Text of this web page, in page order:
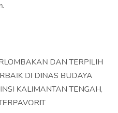
DAN TERPILIH
DI DINAS BUDAYA
KALIMANTAN TENGAH,